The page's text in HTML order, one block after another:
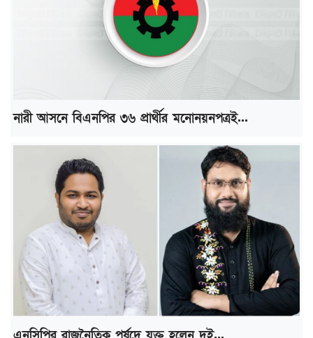
নারী আসনে বিএনপির ৩৬ প্রার্থীর মনোনয়নপত্রই...